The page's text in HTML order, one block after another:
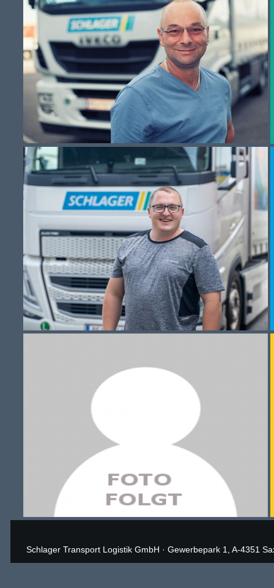
Schlager Transport Logistik GmbH · Gewerbepark 1, A-4351